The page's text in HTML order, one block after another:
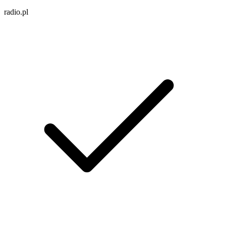
radio.pl